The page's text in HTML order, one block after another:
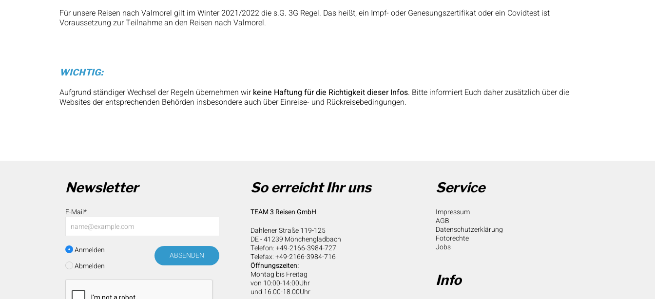
Für unsere Reisen nach Valmorel gilt im Winter 2021/2022 die s.G. 3G Regel. Das heißt, ein Impf- oder Genesungszertifikat oder ein Covidtest ist
Voraussetzung zur Teilnahme an den Reisen nach Valmorel.
WICHTIG:
Aufgrund ständiger Wechsel der Regeln übernehmen wir keine Haftung für die Richtigkeit dieser Infos. Bitte informiert Euch daher zusätzlich über die
Websites der entsprechenden Behörden insbesondere auch über Einreise- und Rückreisebedingungen.
Newsletter
E-Mail*
Anmelden
Abmelden
ABSENDEN
So erreicht Ihr uns
TEAM 3 Reisen GmbH
Dahlener Straße 119-125
DE - 41239 Mönchengladbach
Telefon: +49-2166-3984-727
Telefax: +49-2166-3984-716
Öffnungszeiten:
Montag bis Freitag
von 10:00-14:00Uhr
und 16:00-18:00Uhr
Service
Impressum
AGB
Datenschutzerklärung
Fotorechte
Jobs
Info